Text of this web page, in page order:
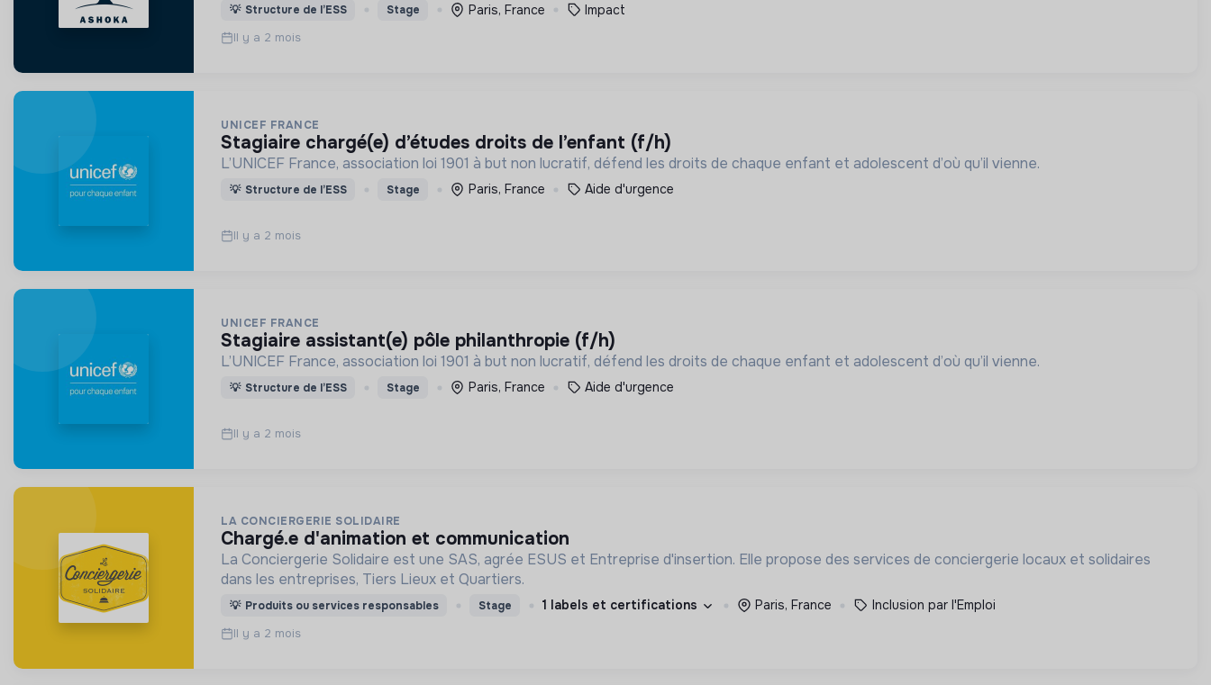
💡 Structure de l’ESS Stage Paris, France Impact
Il y a 2 mois
UNICEF FRANCE
stagiaire chargé(e) d’études droits de l’enfant (f/h)
L’UNICEF France, association loi 1901 à but non lucratif, défend les droits de chaque enfant et adolescent d’où qu’il vienne.
💡 Structure de l’ESS Stage Paris, France Aide d'urgence
Il y a 2 mois
UNICEF FRANCE
stagiaire assistant(e) pôle philanthropie (f/h)
L’UNICEF France, association loi 1901 à but non lucratif, défend les droits de chaque enfant et adolescent d’où qu’il vienne.
💡 Structure de l’ESS Stage Paris, France Aide d'urgence
Il y a 2 mois
LA CONCIERGERIE SOLIDAIRE
chargé.e d'animation et communication
La Conciergerie Solidaire est une SAS, agrée ESUS et Entreprise d'insertion. Elle propose des services de conciergerie locaux et solidaires
dans les entreprises, Tiers Lieux et Quartiers.
💡 Produits ou services responsables Stage 1 labels et certifications Paris, France Inclusion par l'Emploi
Il y a 2 mois